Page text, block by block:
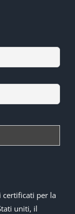
certificati per la
uniti, il